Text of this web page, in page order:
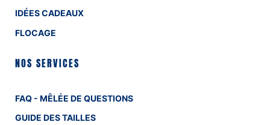
IDÉES CADEAUX
FLOCAGE
NOS SERVICES
FAQ - MÊLÉE DE QUESTIONS
GUIDE DES TAILLES